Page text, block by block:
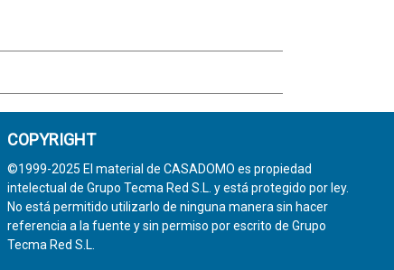
COPYRIGHT
©1999-2025 El material de CASADOMO es propiedad
intelectual de Grupo Tecma Red S.L. y está protegido por ley.
No está permitido utilizarlo de ninguna manera sin hacer
referencia a la fuente y sin permiso por escrito de Grupo
Tecma Red S.L.